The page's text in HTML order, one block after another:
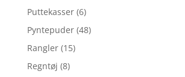
Puttekasser (6)
Pyntepuder (48)
Rangler (15)
Regntøj (8)